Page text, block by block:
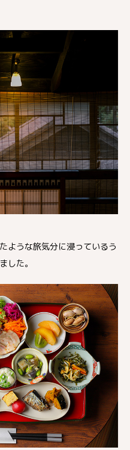
ような旅気分に浸っているう
した。